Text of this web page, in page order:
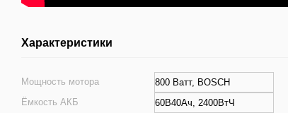
Характеристики
Мощность мотора
800 Ватт, BOSCH
Ёмкость АКБ
60В40Ач, 2400ВтЧ